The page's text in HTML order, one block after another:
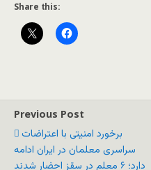
Share this:
Previous Post
برخورد امنیتی با اعتراضات
سراسری معلمان در ایران ادامه
دارد؛ ۶ معلم در سقز احضار شدند